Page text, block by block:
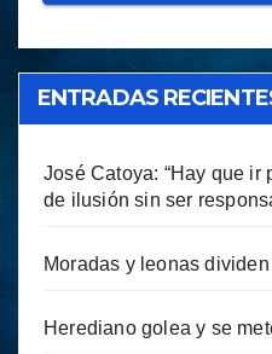
ENTRADAS
José Catoya: “Hay que ir
de ilusión sin ser
Moradas y leonas
Herediano golea y se